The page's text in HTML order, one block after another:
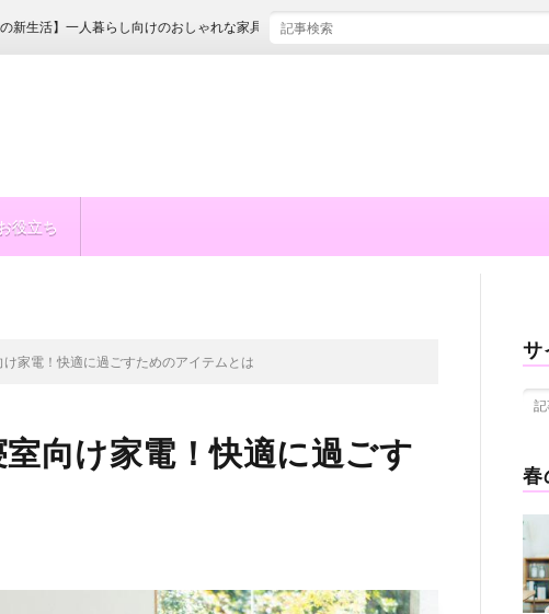
役立ち
】一人暮らし向けのおしゃれな家具12選！選び方のコツも伝授
家電！快適に過ごすためのアイテムとは
向け家電！快適に過ごす
サ
春